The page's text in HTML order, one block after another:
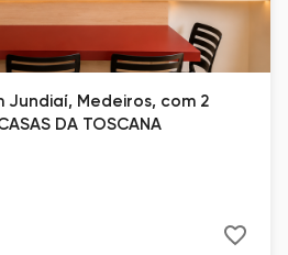
Medeiros, com 2
DA TOSCANA